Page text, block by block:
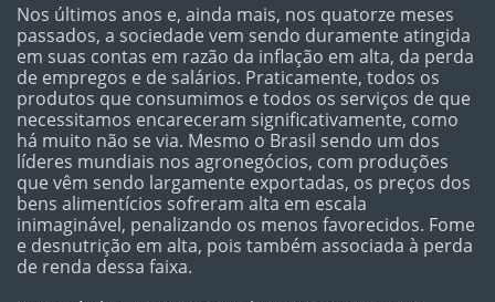
Nos últimos anos e, ainda mais, nos quatorze meses
passados, a sociedade vem sendo duramente atingida
em suas contas em razão da inflação em alta, da perda
de empregos e de salários. Praticamente, todos os
produtos que consumimos e todos os serviços de que
necessitamos encareceram significativamente, como
há muito não se via. Mesmo o Brasil sendo um dos
líderes mundiais nos agronegócios, com produções
que vêm sendo largamente exportadas, os preços dos
bens alimentícios sofreram alta em escala
inimaginável, penalizando os menos favorecidos. Fome
e desnutrição em alta, pois também associada à perda
de renda dessa faixa.